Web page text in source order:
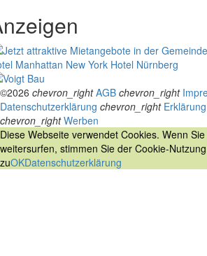
Manhattan New York Hotel Nürnberg
©2026 chevron_right AGB chevron_right
Datenschutzerklärung chevron_right
chevron_right Werben
Diese Webseite verwendet Cookies. Wenn
weitersurfen, stimmen Sie der Cookie-Nutzung
zuOKDatenschutzerklärung